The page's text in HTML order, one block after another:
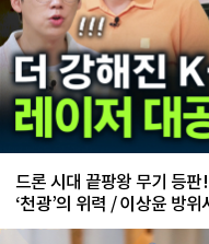
드론 시대 끝팡왕 무기 등
‘천광’의 위력 / 이상윤 방
업팀 수석 전문관